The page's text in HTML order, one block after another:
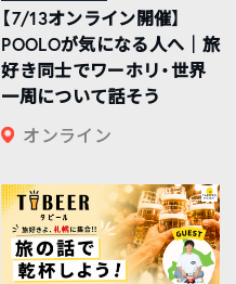
【7/13オンライン開催】
POOLOが気になる人へ｜旅
好き同士でワーホリ・世界
一周について話そう
オンライン